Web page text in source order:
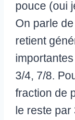
pouce (oui
On parle
retient
3/4, 7/8.
fraction de
le reste par